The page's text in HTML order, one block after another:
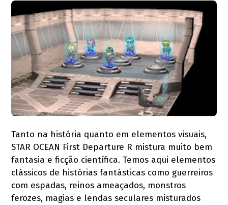
Tanto na história quanto em elementos visuais,
STAR OCEAN First Departure R mistura muito bem
fantasia e ficção científica. Temos aqui elementos
clássicos de histórias fantásticas como guerreiros
com espadas, reinos ameaçados, monstros
ferozes, magias e lendas seculares misturados